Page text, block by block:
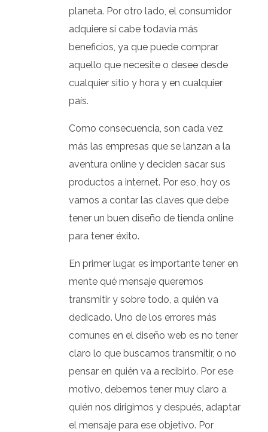
planeta. Por otro lado, el consumidor
adquiere si cabe todavía más
beneficios, ya que puede comprar
aquello que necesite o desee desde
cualquier sitio y hora y en cualquier
país.
Como consecuencia, son cada vez
más las empresas que se lanzan a la
aventura online y deciden sacar sus
productos a internet. Por eso, hoy os
vamos a contar las claves que debe
tener un buen diseño de tienda online
para tener éxito.
En primer lugar, es importante tener en
mente qué mensaje queremos
transmitir y sobre todo, a quién va
dedicado. Uno de los errores más
comunes en el diseño web es no tener
claro lo que buscamos transmitir, o no
pensar en quién va a recibirlo. Por ese
motivo, debemos tener muy claro a
quién nos dirigimos y después, adaptar
el mensaje para ese objetivo. Por